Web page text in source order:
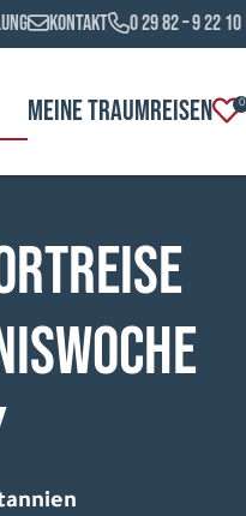
Kontakt 0 29 82 – 9 22 10
MEINE TRAUMREISEN 0